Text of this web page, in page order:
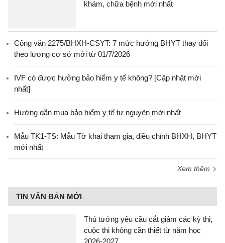
khám, chữa bệnh mới nhất
Công văn 2275/BHXH-CSYT: 7 mức hưởng BHYT thay đổi
theo lương cơ sở mới từ 01/7/2026
IVF có được hưởng bảo hiểm y tế không? [Cập nhật mới
nhất]
Hướng dẫn mua bảo hiểm y tế tự nguyện mới nhất
Mẫu TK1-TS: Mẫu Tờ khai tham gia, điều chỉnh BHXH, BHYT
mới nhất
Xem thêm
TIN VĂN BẢN MỚI
Thủ tướng yêu cầu cắt giảm các kỳ thi,
cuộc thi không cần thiết từ năm học
2026-2027